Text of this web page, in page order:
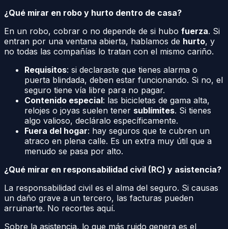
¿Qué mirar en robo y hurto dentro de casa?
En un robo, cobrar o no depende de si hubo fuerza. Si
entran por una ventana abierta, hablamos de hurto, y
no todas las compañías lo tratan con el mismo cariño.
Requisitos: si declaraste que tienes alarma o
puerta blindada, deben estar funcionando. Si no, el
seguro tiene vía libre para no pagar.
Contenido especial: las bicicletas de gama alta,
relojes o joyas suelen tener sublímites. Si tienes
algo valioso, decláralo específicamente.
Fuera del hogar: hay seguros que te cubren un
atraco en plena calle. Es un extra muy útil que a
menudo se pasa por alto.
¿Qué mirar en responsabilidad civil (RC) y asistencia?
La responsabilidad civil es el alma del seguro. Si causas
un daño grave a un tercero, las facturas pueden
arruinarte. No recortes aquí.
Sobre la asistencia, lo que más ruido genera es el